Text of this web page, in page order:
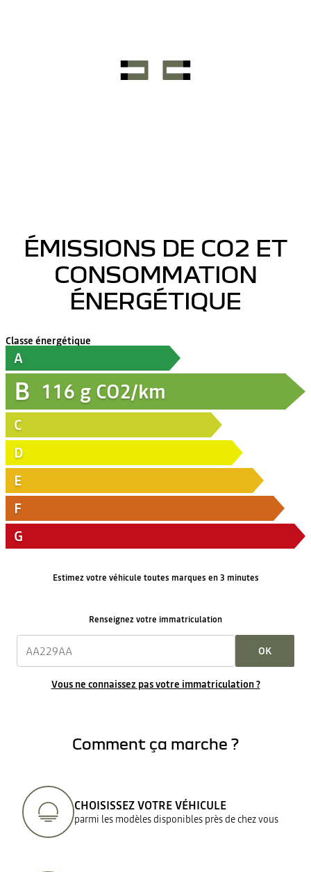
ÉMISSIONS DE CO2 ET
CONSOMMATION
ÉNERGÉTIQUE
Classe énergétique
A
B 116 g CO2/km
C
D
E
F
G
Estimez votre véhicule toutes marques en 3 minutes
Renseignez votre immatriculation
OK
Vous ne connaissez pas votre immatriculation ?
Comment ça marche ?
CHOISISSEZ VOTRE VÉHICULE
parmi les modèles disponibles près de chez vous